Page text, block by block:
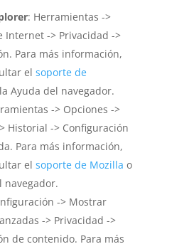
: Herramientas ->
Internet -> Privacidad ->
Para más información,
el soporte de
Ayuda del navegador.
-> Opciones ->
Historial -> Configuración
Para más información,
el soporte de Mozilla o
navegador.
-> Mostrar
-> Privacidad ->
de contenido. Para más